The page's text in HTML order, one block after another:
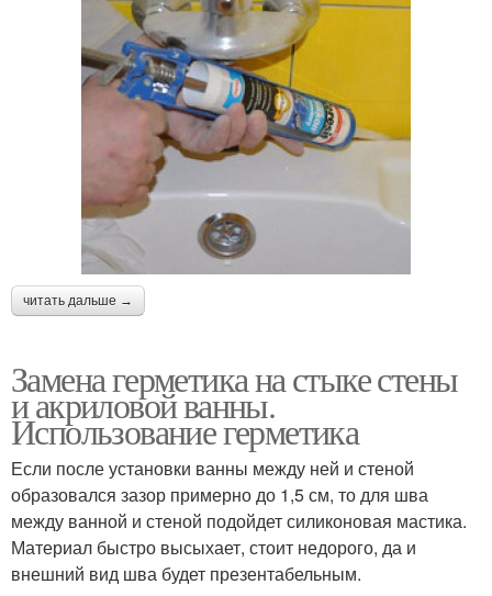
читать дальше →
Замена герметика на стыке стены
и акриловой ванны.
Использование герметика
Если после установки ванны между ней и стеной
образовался зазор примерно до 1,5 см, то для шва
между ванной и стеной подойдет силиконовая мастика.
Материал быстро высыхает, стоит недорого, да и
внешний вид шва будет презентабельным.